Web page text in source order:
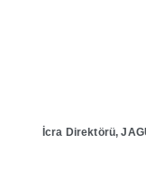
İcra Direktörü,